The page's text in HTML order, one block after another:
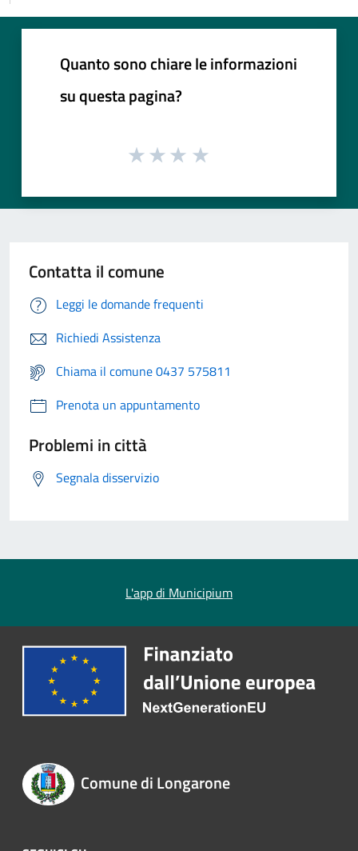
Quanto sono chiare le informazioni
su questa pagina?
Contatta il comune
Leggi le domande frequenti
Richiedi Assistenza
Chiama il comune 0437 575811
Prenota un appuntamento
Problemi in città
Segnala disservizio
L'app di Municipium
Comune di Longarone